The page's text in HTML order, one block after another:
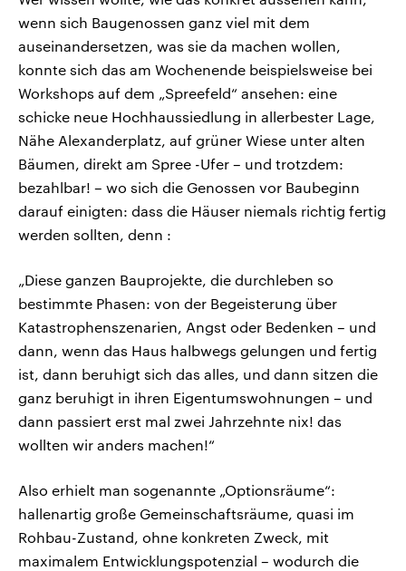
wenn sich Baugenossen ganz viel mit dem
auseinandersetzen, was sie da machen wollen,
konnte sich das am Wochenende beispielsweise bei
Workshops auf dem „Spreefeld“ ansehen: eine
schicke neue Hochhaussiedlung in allerbester Lage,
Nähe Alexanderplatz, auf grüner Wiese unter alten
Bäumen, direkt am Spree -Ufer – und trotzdem:
bezahlbar! – wo sich die Genossen vor Baubeginn
darauf einigten: dass die Häuser niemals richtig fertig
werden sollten, denn :
„Diese ganzen Bauprojekte, die durchleben so
bestimmte Phasen: von der Begeisterung über
Katastrophenszenarien, Angst oder Bedenken – und
dann, wenn das Haus halbwegs gelungen und fertig
ist, dann beruhigt sich das alles, und dann sitzen die
ganz beruhigt in ihren Eigentumswohnungen – und
dann passiert erst mal zwei Jahrzehnte nix! das
wollten wir anders machen!“
Also erhielt man sogenannte „Optionsräume“:
hallenartig große Gemeinschaftsräume, quasi im
Rohbau-Zustand, ohne konkreten Zweck, mit
maximalem Entwicklungspotenzial – wodurch die